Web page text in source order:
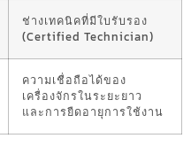
ช่างเทคนิคที่มีใบรับรอง
(Certified Technician)
ความเชื่อถือได้ของ
เครื่องจักรในระยะยาว
และการยืดอายุการใช้งาน